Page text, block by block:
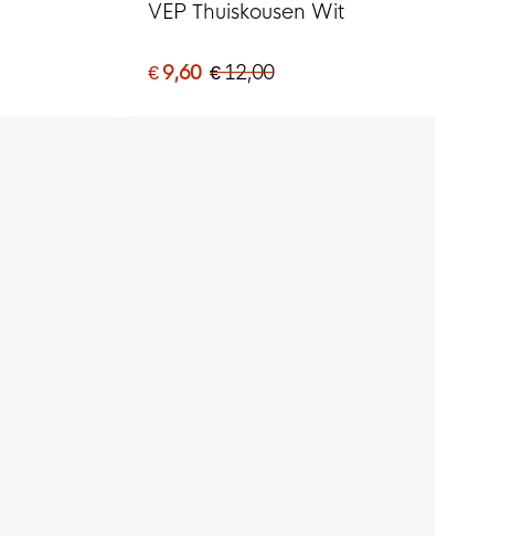
VEP Thuiskousen Wit
€ 9,60 € 12,00